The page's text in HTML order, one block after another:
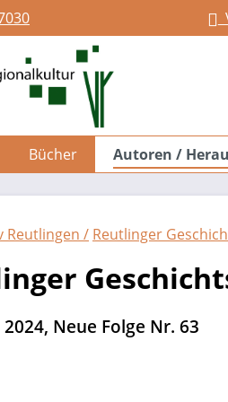
springen
Bücher Autoren /
Reutlingen / Reutlinger
Neue Folge Nr. 63